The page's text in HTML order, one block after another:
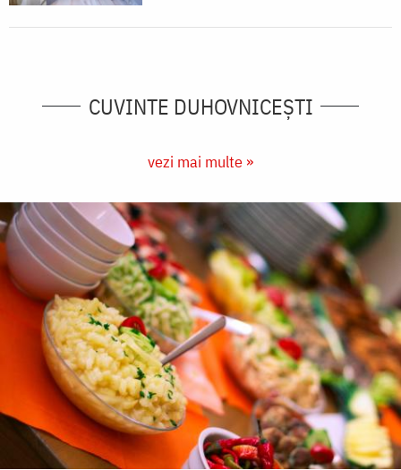
CUVINTE DUHOVNICEȘTI
vezi mai multe »